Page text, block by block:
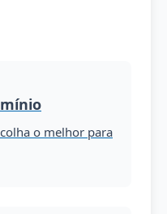
o melhor para